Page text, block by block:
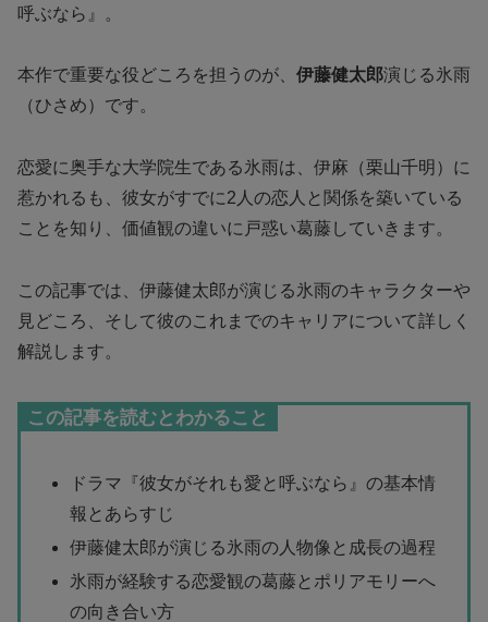
呼ぶなら』。
本作で重要な役どころを担うのが、 伊藤健太郎演じる氷雨
（ひさめ）です。
恋愛に奥手な大学院生である氷雨は、伊麻（栗山千明）に
惹かれるも、彼女がすでに2人の恋人と関係を築いている
ことを知り、価値観の違いに戸惑い葛藤していきます。
この記事では、伊藤健太郎が演じる氷雨のキャラクターや
見どころ、そして彼のこれまでのキャリアについて詳しく
解説します。
この記事を読むとわかること
ドラマ『彼女がそれも愛と呼ぶなら』の基本情
報とあらすじ
伊藤健太郎が演じる氷雨の人物像と成長の過程
氷雨が経験する恋愛観の葛藤とポリアモリーへ
の向き合い方